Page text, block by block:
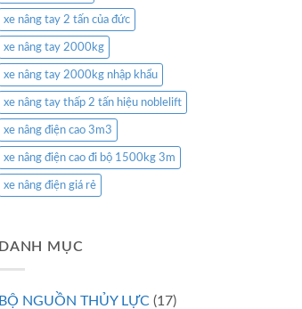
xe nâng tay 2 tấn của đức
xe nâng tay 2000kg
xe nâng tay 2000kg nhập khẩu
xe nâng tay thấp 2 tấn hiệu noblelift
xe nâng điện cao 3m3
xe nâng điện cao đi bộ 1500kg 3m
xe nâng điện giá rẻ
DANH MỤC
BỘ NGUỒN THỦY LỰC (17)